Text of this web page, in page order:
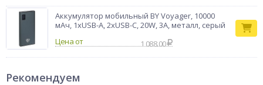
Аккумулятор мобильный BY Voyager, 10000
мАч, 1xUSB-A, 2xUSB-C, 20W, 3A, металл, серый
Цена от
1 088.00
Рекомендуем